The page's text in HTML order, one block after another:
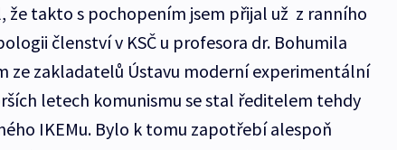
že takto s pochopením jsem přijal už z ranního
členství v KSČ u profesora dr. Bohumila
ze zakladatelů Ústavu moderní experimentální
letech komunismu se stal ředitelem tehdy
IKEMu. Bylo k tomu zapotřebí alespoň